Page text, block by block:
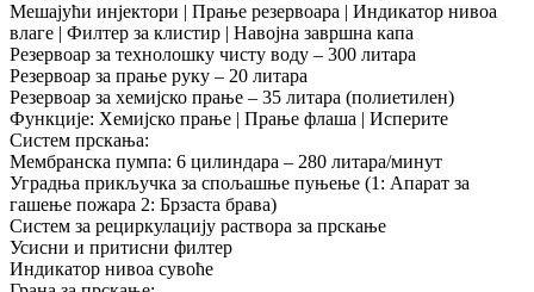
Мешајући инјектори | Прање резервоара | Индикатор нивоа
влаге | Филтер за клистир | Навојна завршна капа
Резервоар за технолошку чисту воду – 300 литара
Резервоар за прање руку – 20 литара
Резервоар за хемијско прање – 35 литара (полиетилен)
Функције: Хемијско прање | Прање флаша | Исперите
Систем прскања:
Мембранска пумпа: 6 цилиндара – 280 литара/минут
Уградња прикључка за спољашње пуњење (1: Апарат за
гашење пожара 2: Брзаста брава)
Систем за рециркулацију раствора за прскање
Усисни и притисни филтер
Индикатор нивоа сувоће